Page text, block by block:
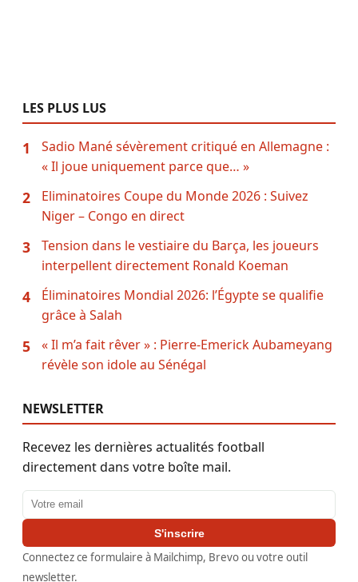
LES PLUS LUS
1
Sadio Mané sévèrement critiqué en Allemagne :
« Il joue uniquement parce que… »
2
Eliminatoires Coupe du Monde 2026 : Suivez
Niger – Congo en direct
3
Tension dans le vestiaire du Barça, les joueurs
interpellent directement Ronald Koeman
4
Éliminatoires Mondial 2026: l’Égypte se qualifie
grâce à Salah
5
« Il m’a fait rêver » : Pierre-Emerick Aubameyang
révèle son idole au Sénégal
NEWSLETTER
Recevez les dernières actualités football
directement dans votre boîte mail.
Adresse email
S'inscrire
Connectez ce formulaire à Mailchimp, Brevo ou votre outil
newsletter.